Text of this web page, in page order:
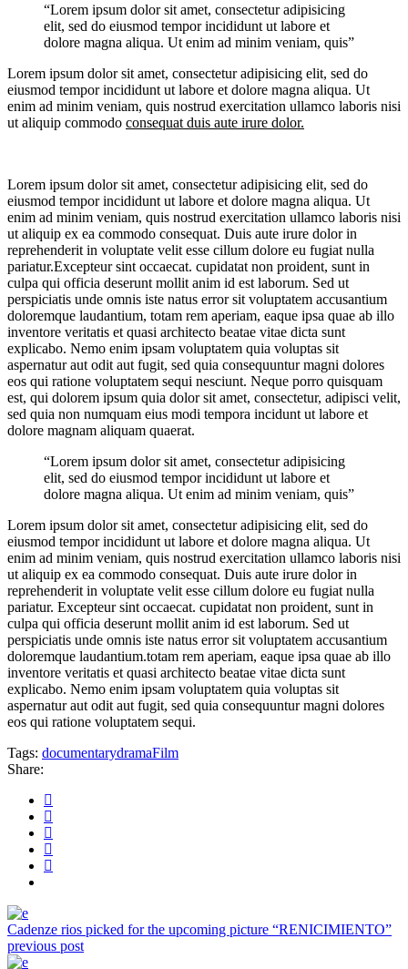
“Lorem ipsum dolor sit amet, consectetur adipisicing
elit, sed do eiusmod tempor incididunt ut labore et
dolore magna aliqua. Ut enim ad minim veniam, quis”
Lorem ipsum dolor sit amet, consectetur adipisicing elit, sed do
eiusmod tempor incididunt ut labore et dolore magna aliqua. Ut
enim ad minim veniam, quis nostrud exercitation ullamco laboris nisi
ut aliquip commodo consequat duis aute irure dolor.
Lorem ipsum dolor sit amet, consectetur adipisicing elit, sed do
eiusmod tempor incididunt ut labore et dolore magna aliqua. Ut
enim ad minim veniam, quis nostrud exercitation ullamco laboris nisi
ut aliquip ex ea commodo consequat. Duis aute irure dolor in
reprehenderit in voluptate velit esse cillum dolore eu fugiat nulla
pariatur.Excepteur sint occaecat. cupidatat non proident, sunt in
culpa qui officia deserunt mollit anim id est laborum. Sed ut
perspiciatis unde omnis iste natus error sit voluptatem accusantium
doloremque laudantium, totam rem aperiam, eaque ipsa quae ab illo
inventore veritatis et quasi architecto beatae vitae dicta sunt
explicabo. Nemo enim ipsam voluptatem quia voluptas sit
aspernatur aut odit aut fugit, sed quia consequuntur magni dolores
eos qui ratione voluptatem sequi nesciunt. Neque porro quisquam
est, qui dolorem ipsum quia dolor sit amet, consectetur, adipisci velit,
sed quia non numquam eius modi tempora incidunt ut labore et
dolore magnam aliquam quaerat.
“Lorem ipsum dolor sit amet, consectetur adipisicing
elit, sed do eiusmod tempor incididunt ut labore et
dolore magna aliqua. Ut enim ad minim veniam, quis”
Lorem ipsum dolor sit amet, consectetur adipisicing elit, sed do
eiusmod tempor incididunt ut labore et dolore magna aliqua. Ut
enim ad minim veniam, quis nostrud exercitation ullamco laboris nisi
ut aliquip ex ea commodo consequat. Duis aute irure dolor in
reprehenderit in voluptate velit esse cillum dolore eu fugiat nulla
pariatur. Excepteur sint occaecat. cupidatat non proident, sunt in
culpa qui officia deserunt mollit anim id est laborum. Sed ut
perspiciatis unde omnis iste natus error sit voluptatem accusantium
doloremque laudantium.totam rem aperiam, eaque ipsa quae ab illo
inventore veritatis et quasi architecto beatae vitae dicta sunt
explicabo. Nemo enim ipsam voluptatem quia voluptas sit
aspernatur aut odit aut fugit, sed quia consequuntur magni dolores
eos qui ratione voluptatem sequi.
Tags: documentarydramaFilm
Share:
Cadenze rios picked for the upcoming picture “RENICIMIENTO”
previous post